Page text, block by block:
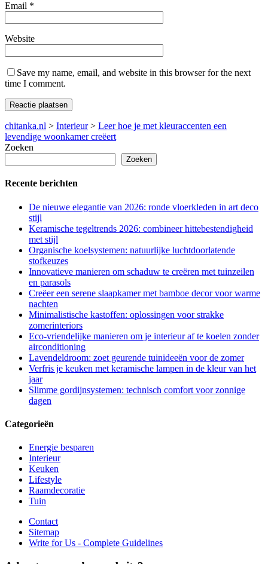
Email *
Website
Save my name, email, and website in this browser for the next
time I comment.
chitanka.nl > Interieur> Leer hoe je met kleuraccenten een
levendige woonkamer creëert
Zoeken
Zoeken
Recente berichten
De nieuwe elegantie van 2026: ronde vloerkleden in art deco
stijl
Keramische tegeltrends 2026: combineer hittebestendigheid
met stijl
Organische koelsystemen: natuurlijke luchtdoorlatende
stofkeuzes
Innovatieve manieren om schaduw te creëren met tuinzeilen
en parasols
Creëer een serene slaapkamer met bamboe decor voor warme
nachten
Minimalistische kastoffen: oplossingen voor strakke
zomerinteriors
Eco-vriendelijke manieren om je interieur af te koelen zonder
airconditioning
Lavendeldroom: zoet geurende tuinideeën voor de zomer
Verfris je keuken met keramische lampen in de kleur van het
jaar
Slimme gordijnsystemen: technisch comfort voor zonnige
dagen
Categorieën
Energie besparen
Interieur
Keuken
Lifestyle
Raamdecoratie
Tuin
Contact
Sitemap
Write for Us - Complete Guidelines